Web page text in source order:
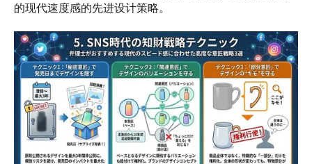
的现代速度感的先进设计策略。